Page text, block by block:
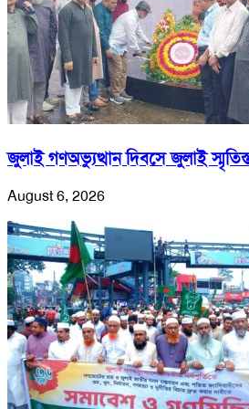
জুলাই গণঅভ্যুত্থান দিবসে জুলাই
August 6, 2026